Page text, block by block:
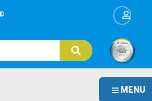
MENU